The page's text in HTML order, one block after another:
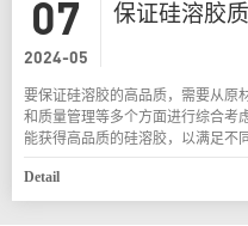
07
2024-05
保证硅溶胶
要保证硅溶胶的高品质，需要从原
和质量管理等多个方面进行综合考
能获得高品质的硅溶胶，以满足不
Detail